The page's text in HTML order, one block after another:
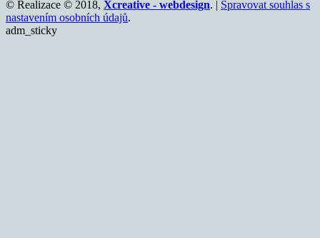
© Realizace © 2018, Xcreative - webdesign. | Spravovat souhlas s
nastavením osobních údajů.
adm_sticky